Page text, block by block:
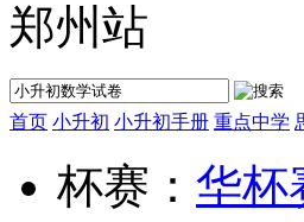
郑州站
首页 小升初 小升初手册 重点中学
杯赛： 华杯